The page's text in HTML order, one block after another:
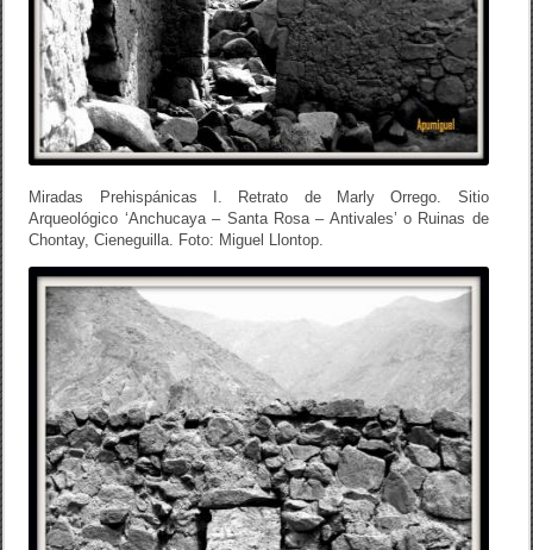
Miradas Prehispánicas I. Retrato de Marly Orrego. Sitio
Arqueológico ‘Anchucaya – Santa Rosa – Antivales’ o Ruinas de
Chontay, Cieneguilla. Foto: Miguel Llontop.